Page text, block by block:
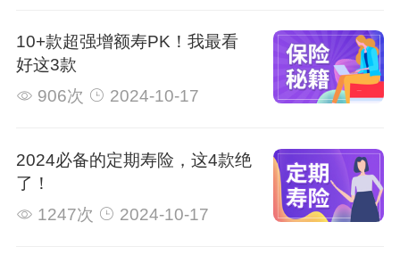
10+款超强增额寿PK！我最看
好这3款
906次
2024-10-17
2024必备的定期寿险，这4款绝
了！
1247次
2024-10-17